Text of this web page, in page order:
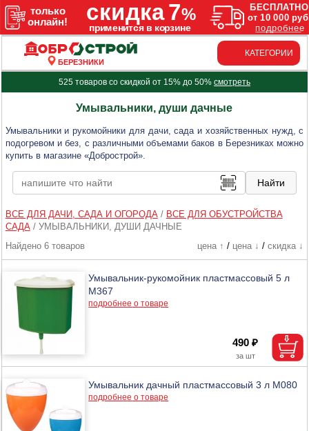
БЕРЕЗНИКИ
КАТЕГОРИИ
525 товаров со скидкой от 15% до 50% смотреть
Умывальники, души дачные
Умывальники и рукомойники для дачи, сада и хозяйственных нужд, с
подогревом и без, с различными объемами баков в Березниках можно
купить в магазине «Добрострой».
ВСЕ ДЛЯ ДАЧИ, САДА И ОГОРОДА/ ВСЕ ДЛЯ ОБУСТРОЙСТВА
САДА/ УМЫВАЛЬНИКИ, ДУШИ ДАЧНЫЕ
Найдено 6 товаров
цена ↑ / цена ↓ / скидка ↓
Умывальник-рукомойник пластмассовый 5 л
М367
подробнее о товаре
490 ₽
Умывальник дачный пластмассовый 3 л М080
подробнее о товаре